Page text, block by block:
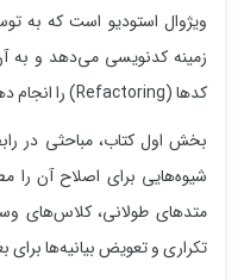
ویژوال استودیو است که به
زمینه کدنویسی می‌دهد و به
کدها (Refactoring) را انجام دهند.
بخش اول کتاب، مباحثی در
شیوه‌هایی برای اصلاح آن را
متدهای طولانی، کلاس‌های
تکراری و تعویض بیانیه‌ها